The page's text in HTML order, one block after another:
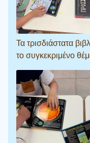
Τα τρισδιάστατα
το συγκεκριμένο